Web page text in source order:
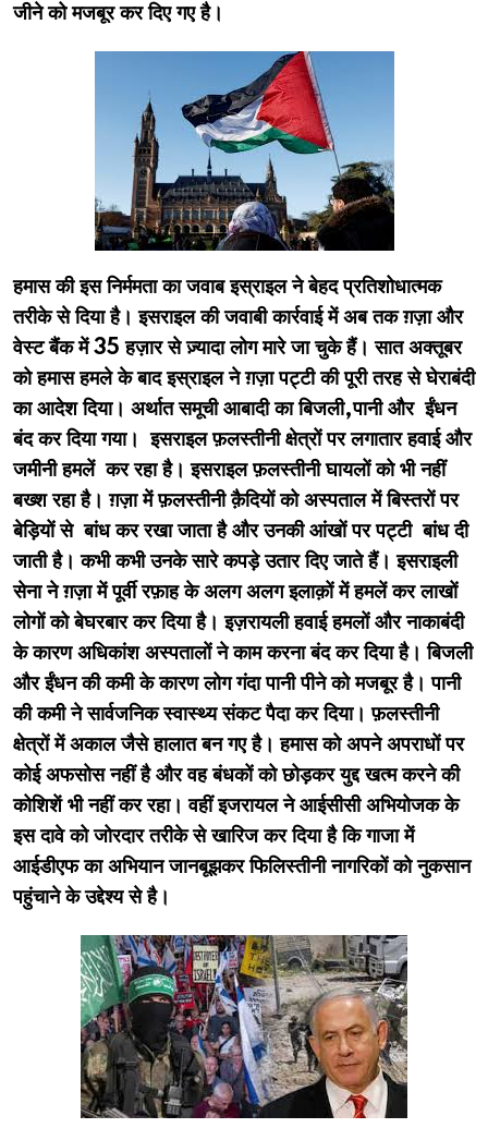
जीने को मजबूर कर दिए गए है।
हमास की इस निर्ममता का जवाब इस्राइल ने बेहद प्रतिशोधात्मक
तरीके से दिया है। इसराइल की जवाबी कार्रवाई में अब तक ग़ज़ा और
वेस्ट बैंक में 35 हज़ार से ज़्यादा लोग मारे जा चुके हैं। सात अक्तूबर
को हमास हमले के बाद इस्राइल ने ग़ज़ा पट्टी की पूरी तरह से घेराबंदी
का आदेश दिया। अर्थात समूची आबादी का बिजली,पानी और ईंधन
बंद कर दिया गया। इसराइल फ़लस्तीनी क्षेत्रों पर लगातार हवाई और
जमीनी हमलें कर रहा है। इसराइल फ़लस्तीनी घायलों को भी नहीं
बख्श रहा है। ग़ज़ा में फ़लस्तीनी क़ैदियों को अस्पताल में बिस्तरों पर
बेड़ियों से बांध कर रखा जाता है और उनकी आंखों पर पट्टी बांध दी
जाती है। कभी कभी उनके सारे कपड़े उतार दिए जाते हैं। इसराइली
सेना ने ग़ज़ा में पूर्वी रफ़ाह के अलग अलग इलाक़ों में हमलें कर लाखों
लोगों को बेघरबार कर दिया है। इज़रायली हवाई हमलों और नाकाबंदी
के कारण अधिकांश अस्पतालों ने काम करना बंद कर दिया है। बिजली
और ईंधन की कमी के कारण लोग गंदा पानी पीने को मजबूर है। पानी
की कमी ने सार्वजनिक स्वास्थ्य संकट पैदा कर दिया। फ़लस्तीनी
क्षेत्रों में अकाल जैसे हालात बन गए है। हमास को अपने अपराधों पर
कोई अफसोस नहीं है और वह बंधकों को छोड़कर युद्द खत्म करने की
कोशिशें भी नहीं कर रहा। वहीं इजरायल ने आईसीसी अभियोजक के
इस दावे को जोरदार तरीके से खारिज कर दिया है कि गाजा में
आईडीएफ का अभियान जानबूझकर फिलिस्तीनी नागरिकों को नुकसान
पहुंचाने के उद्देश्य से है।